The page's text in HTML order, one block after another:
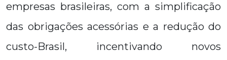
empresas brasileiras, com a simplificação
das obrigações acessórias e a redução do
custo-Brasil, incentivando novos